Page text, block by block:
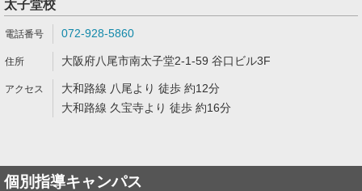
太子堂校
072-928-5860
大阪府八尾市南太子堂2-1-59 谷口ビル3F
大和路線 八尾より 徒歩 約12分
大和路線 久宝寺より 徒歩 約16分
個別指導キャンパス